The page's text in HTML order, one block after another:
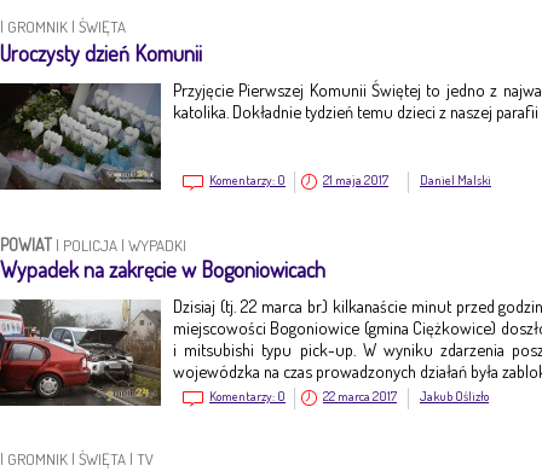
| GROMNIK | ŚWIĘTA
Uroczysty dzień Komunii
Przyjęcie Pierwszej Komunii Świętej to jedno z
katolika. Dokładnie tydzień temu dzieci z naszej
Komentarzy: 0 21 maja 2017 Daniel Malski
POWIAT | POLICJA | WYPADKI
Wypadek na zakręcie w Bogoniowicach
Dzisiaj (tj. 22 marca br.) kilkanaście minut przed
miejscowości Bogoniowice (gmina Ciężkowice)
i mitsubishi typu pick-up. W wyniku zdarzenia
wojewódzka na czas prowadzonych działań była
Komentarzy: 0 22 marca 2017 Jakub Oślizło
| GROMNIK | ŚWIĘTA | TV